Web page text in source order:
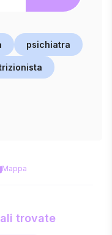
psichiatra
Mappa
trovate